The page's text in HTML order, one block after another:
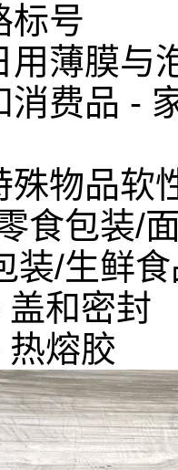
号
膜与泡
品 - 家
品软性
食包装/
/生鲜食
和密封
熔胶